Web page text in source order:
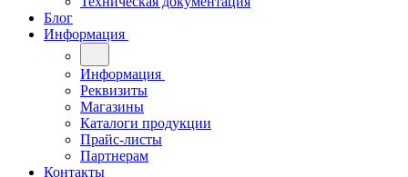
Блог
Информация
Информация
Реквизиты
Магазины
Каталоги продукции
Прайс-листы
Партнерам
Контакты